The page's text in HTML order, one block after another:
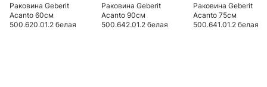
Раковина Geberit
Acanto 60см
500.620.01.2 белая
Раковина Geberit
Acanto 90см
500.642.01.2 белая
Раковина Geberit
Acanto 75см
500.641.01.2 белая